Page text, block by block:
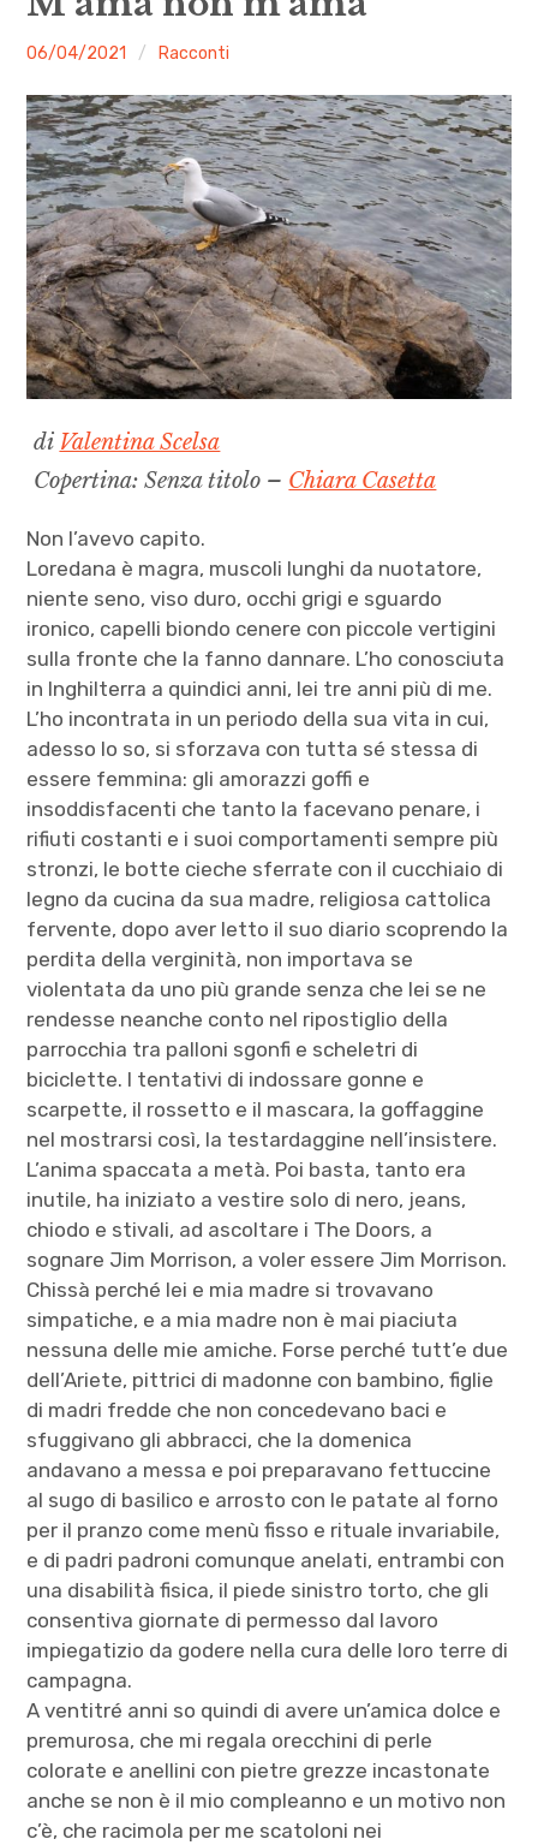
Numeri
Call
Rubriche child
menu
Contatti
Archivio
malgrado
mosche
06/04/2021 Racconti
di Valentina Scelsa
Copertina: Senza titolo – Chiara Casetta
Non l’avevo capito.
Loredana è magra, muscoli lunghi da nuotatore,
niente seno, viso duro, occhi grigi e sguardo
ironico, capelli biondo cenere con piccole vertigini
sulla fronte che la fanno dannare. L’ho conosciuta
in Inghilterra a quindici anni, lei tre anni più di me.
L’ho incontrata in un periodo della sua vita in cui,
adesso lo so, si sforzava con tutta sé stessa di
essere femmina: gli amorazzi goffi e
insoddisfacenti che tanto la facevano penare, i
rifiuti costanti e i suoi comportamenti sempre più
stronzi, le botte cieche sferrate con il cucchiaio di
legno da cucina da sua madre, religiosa cattolica
fervente, dopo aver letto il suo diario scoprendo la
perdita della verginità, non importava se
violentata da uno più grande senza che lei se ne
rendesse neanche conto nel ripostiglio della
parrocchia tra palloni sgonfi e scheletri di
biciclette. I tentativi di indossare gonne e
scarpette, il rossetto e il mascara, la goffaggine
nel mostrarsi così, la testardaggine nell’insistere.
L’anima spaccata a metà. Poi basta, tanto era
inutile, ha iniziato a vestire solo di nero, jeans,
chiodo e stivali, ad ascoltare i The Doors, a
sognare Jim Morrison, a voler essere Jim Morrison.
Chissà perché lei e mia madre si trovavano
simpatiche, e a mia madre non è mai piaciuta
nessuna delle mie amiche. Forse perché tutt’e due
dell’Ariete, pittrici di madonne con bambino, figlie
di madri fredde che non concedevano baci e
sfuggivano gli abbracci, che la domenica
andavano a messa e poi preparavano fettuccine
al sugo di basilico e arrosto con le patate al forno
per il pranzo come menù fisso e rituale invariabile,
e di padri padroni comunque anelati, entrambi con
una disabilità fisica, il piede sinistro torto, che gli
consentiva giornate di permesso dal lavoro
impiegatizio da godere nella cura delle loro terre di
campagna.
A ventitré anni so quindi di avere un’amica dolce e
premurosa, che mi regala orecchini di perle
colorate e anellini con pietre grezze incastonate
anche se non è il mio compleanno e un motivo non
c’è, che racimola per me scatoloni nei